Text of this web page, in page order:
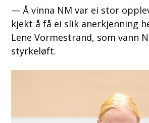
— Å vinna NM var ei stor
kjekt å få ei slik anerkjenning
Lene Vormestrand, som vann
styrkeløft.